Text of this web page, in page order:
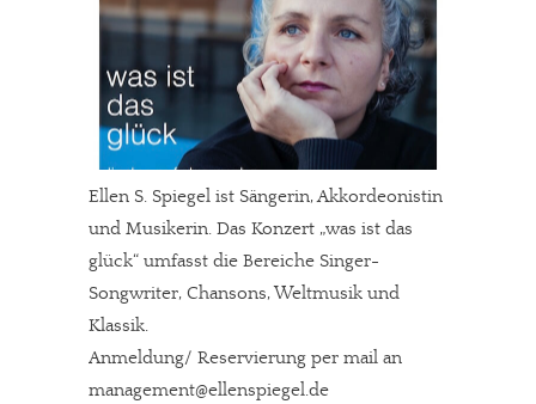
Ellen S. Spiegel ist Sängerin, Akkordeonistin
und Musikerin. Das Konzert „was ist das
glück“ umfasst die Bereiche Singer-
Songwriter, Chansons, Weltmusik und
Klassik.
Anmeldung/ Reservierung per mail an
management@ellenspiegel.de